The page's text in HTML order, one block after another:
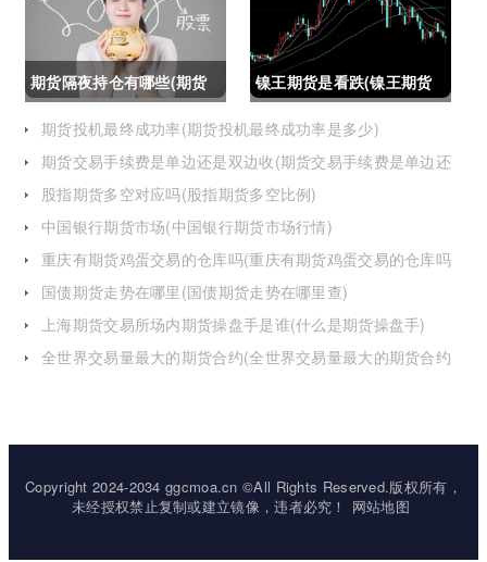
怎么办)
期货隔夜持仓有哪些(期货
隔夜持仓有哪些风险)
镍王期货是看跌(镍王期货
是看跌还是看涨)
期货投机最终成功率(期货投机最终成功率是多少)
期货交易手续费是单边还是双边收(期货交易手续费是单边还
股指期货多空对应吗(股指期货多空比例)
中国银行期货市场(中国银行期货市场行情)
重庆有期货鸡蛋交易的仓库吗(重庆有期货鸡蛋交易的仓库吗
国债期货走势在哪里(国债期货走势在哪里查)
上海期货交易所场内期货操盘手是谁(什么是期货操盘手)
全世界交易量最大的期货合约(全世界交易量最大的期货合约
Copyright 2024-2034 ggcmoa.cn ©All Rights Reserved.版权所有，
未经授权禁止复制或建立镜像，违者必究！
网站地图